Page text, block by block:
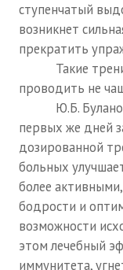
Подписка 2026
Подписка онлайн
ТАКОВА
КОНТАКТЫ
ТЕКУЩИЙ №
ступенчатый
возникнет
прекратить
Такие
проводить не
Ю.Б.
первых же дней
дозированной
больных
более
бодрости и
возможности
этом лечебный
иммунитета,